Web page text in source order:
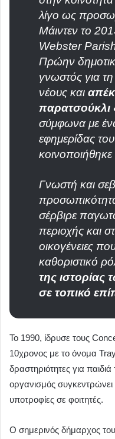
λίγο ως
Μάιντεν το
Webster
Πρώην
γνωστός για
νέους και
παρατσούκλι
σύμφωνα με
εφημερίδας
Γνωστή και
σέρβιρε
περιοχής και
οικογένειες
καθοριστικό
της
σε τοπικό
Το 1990, ίδρυσε τους
10χρονος με το όνομα
δραστηριότητες για
οργανισμός
υποτροφίες σε φοιτητές.
Ο σημερινός δήμαρχος